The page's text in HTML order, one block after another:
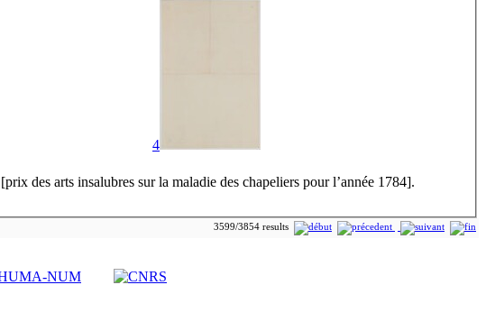
4
des arts insalubres sur la maladie des chapeliers pour l’année 1784].
3599/3854 results